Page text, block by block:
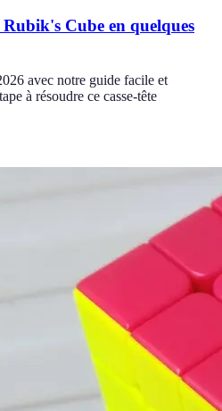
Cube en quelques
avec notre guide facile et
à résoudre ce casse-tête